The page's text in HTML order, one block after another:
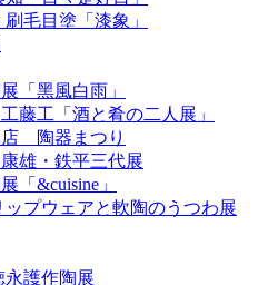
毛目塗「漆象」
「黑風白雨」
藤工「酒と肴の二人展」
店 陶器まつり
雄・鉄平三代展
「&cuisine」
ップウェアと軟陶のうつわ展
永護作陶展